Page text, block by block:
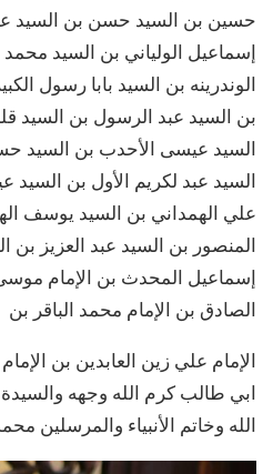
حسين بن السيد حسن بن السيد
إسماعيل الولياني بن السيد
الوندرينه بن السيد بابا رسول
بن السيد عبد الرسول بن السيد
السيد عيسى الأحدب بن السيد
السيد عبد لكريم الأول بن السيد
علي الهمداني بن السيد يوسف
المنصور بن السيد عبد العزيز بن
إسماعيل المحدث بن الإمام
الصادق بن الإمام محمد الباقر بن
الإمام علي زين العابدين بن
ابي طالب كرم الله وجهه
الله وخاتم الأنبياء والمرسلين